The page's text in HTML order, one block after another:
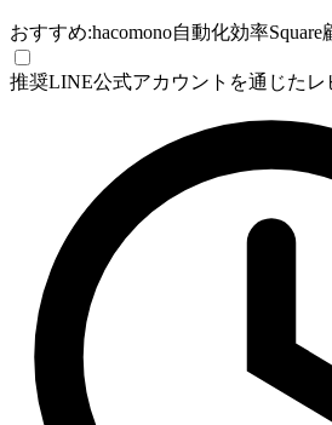
おすすめ:hacomono自動化効率Square
推奨LINE公式アカウントを通じたレ